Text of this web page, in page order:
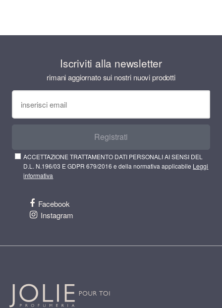
Iscriviti alla newsletter
rimani aggiornato sui nostri nuovi prodotti
Registrati
ACCETTAZIONE TRATTAMENTO DATI PERSONALI AI SENSI DEL
D.L. N.196/03 E GDPR 679/2016 e della normativa applicabile Leggi
informativa
Facebook
Instagram